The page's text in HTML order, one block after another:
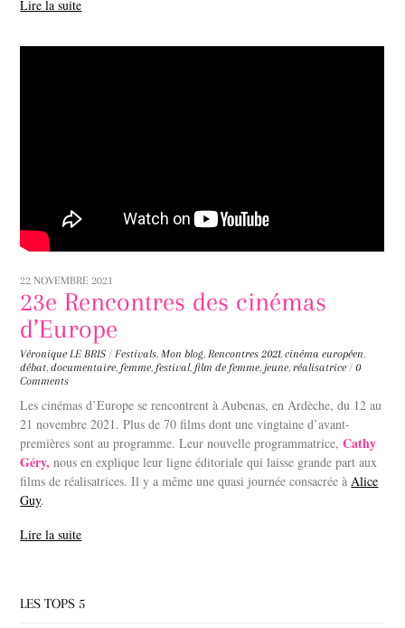
Lire la suite
22 NOVEMBRE 2021
23e Rencontres des cinémas
d’Europe
Véronique LE BRIS / Festivals,Mon blog,Rencontres 2021,cinéma européen,
débat,documentaire, femme, festival, film de femme, jeune,réalisatrice / 0
Comments
Les cinémas d’Europe se rencontrent à Aubenas, en Ardèche, du 12 au
21 novembre 2021. Plus de 70 films dont une vingtaine d’avant-
premières sont au programme. Leur nouvelle programmatrice,Cathy
Géry, nous en explique leur ligne éditoriale qui laisse grande part aux
films de réalisatrices. Il y a même une quasi journée consacrée àAlice
Guy.
Lire la suite
LES TOPS 5